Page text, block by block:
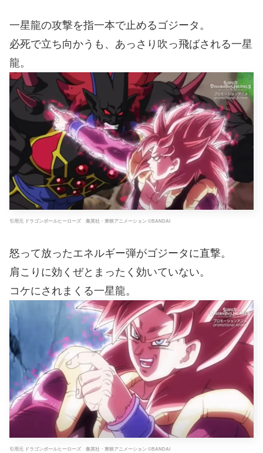
一星龍の攻撃を指一本で止めるゴジータ。
必死で立ち向かうも、あっさり吹っ飛ばされる一星
龍。
引用元 ドラゴンボールヒーローズ 集英社・東映アニメーション ©BANDAI
怒って放ったエネルギー弾がゴジータに直撃。
肩こりに効くぜとまったく効いていない。
コケにされまくる一星龍。
引用元 ドラゴンボールヒーローズ 集英社・東映アニメーション ©BANDAI